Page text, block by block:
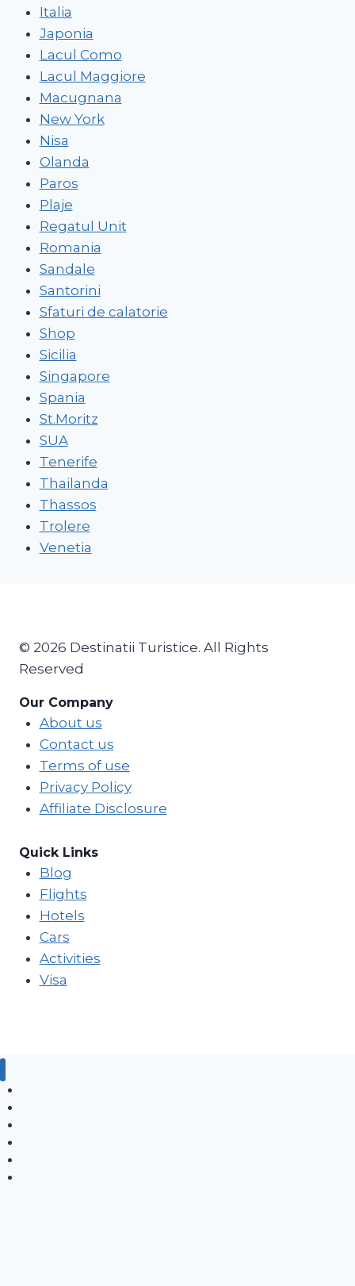
Italia
Japonia
Lacul Como
Lacul Maggiore
Macugnana
New York
Nisa
Olanda
Paros
Plaje
Regatul Unit
Romania
Sandale
Santorini
Sfaturi de calatorie
Shop
Sicilia
Singapore
Spania
St.Moritz
SUA
Tenerife
Thailanda
Thassos
Trolere
Venetia
© 2026 Destinatii Turistice. All Rights
Reserved
Our Company
About us
Contact us
Terms of use
Privacy Policy
Affiliate Disclosure
Quick Links
Blog
Flights
Hotels
Cars
Activities
Visa